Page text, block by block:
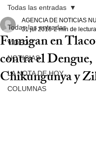
Todas las entradas
VIDEOS
NOTICIAS
LA NOTA DE HOY
COLUMNAS
Todas las entradas
Fumigan en
contra el Dengue,
Chikungunya y
AGENCIA DE NOTICIAS
31 jul 2018 2 min de lectura